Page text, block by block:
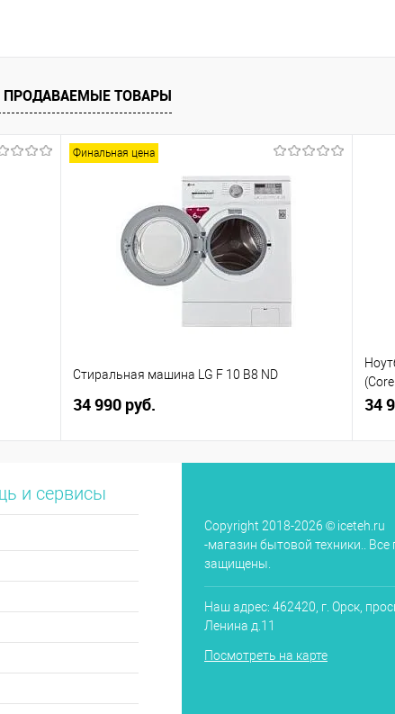
ТОВАРЫ
Финальная цена
Стиральная машина LG F 10 B8 ND
34 990 руб. 34
и сервисы
Copyright 2018-2026 © iceteh.ru
-магазин бытовой техники.. Все
защищены.
Наш адрес: 462420, г. Орск,
Ленина д.11
Посмотреть на карте